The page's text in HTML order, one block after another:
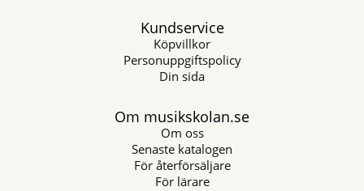
Kundservice
Köpvillkor
Personuppgiftspolicy
Din sida
Om musikskolan.se
Om oss
Senaste katalogen
För återförsäljare
För lärare